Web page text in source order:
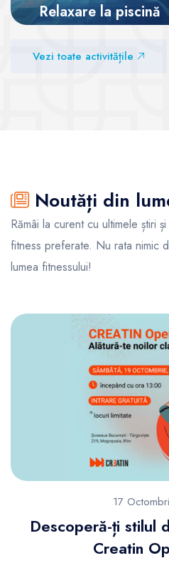
Relaxare la piscină
Vezi sălile
Vezi toate activitățile
Noutăți din
Rămâi la curent cu ultimele știri
fitness preferate. Nu rata nimic
lumea fitnessului!
17
Descoperă-ți stilul
Creatin